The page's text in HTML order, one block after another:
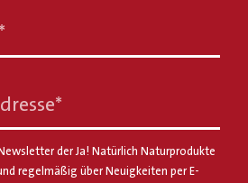
*
*
der Ja! Natürlich Naturprodukte
regelmäßig über Neuigkeiten per E-